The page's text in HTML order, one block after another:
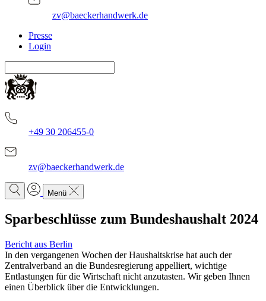
zv@baeckerhandwerk.de
Presse
Login
+49 30 206455-0
zv@baeckerhandwerk.de
Menü
Sparbeschlüsse zum Bundeshaushalt 2024
Bericht aus Berlin
In den vergangenen Wochen der Haushaltskrise hat auch der
Zentralverband an die Bundesregierung appelliert, wichtige
Entlastungen für die Wirtschaft nicht anzutasten. Wir geben Ihnen
einen Überblick über die Entwicklungen.